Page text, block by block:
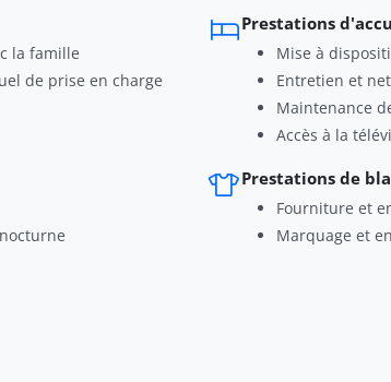
la famille
de prise en charge
Prestations
Mise à
Entretien et
Maintenance
Accès à la
Prestations de
Fourniture et
Marquage et